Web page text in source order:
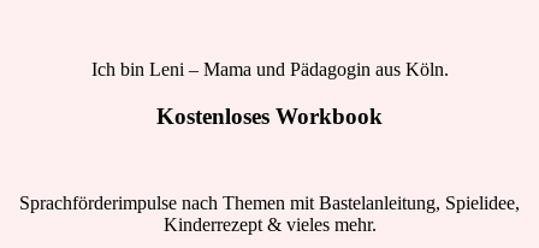
Ich bin Leni – Mama und Pädagogin aus Köln.
Kostenloses Workbook
Sprachförderimpulse nach Themen mit Bastelanleitung, Spielidee,
Kinderrezept & vieles mehr.